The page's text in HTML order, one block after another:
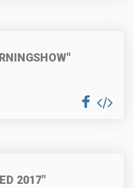
2017"